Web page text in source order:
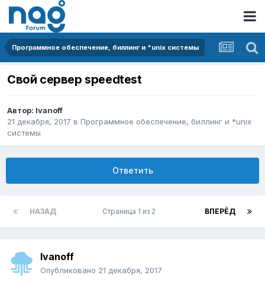
Программное обеспечение, биллинг и *unix системы
Свой сервер speedtest
Автор: Ivanoff
21 декабря, 2017 в Программное обеспечение, биллинг и *unix
системы
Ответить
НАЗАД ВПЕРЁД
Страница 1 из 2
Ivanoff
Опубликовано 21 декабря, 2017